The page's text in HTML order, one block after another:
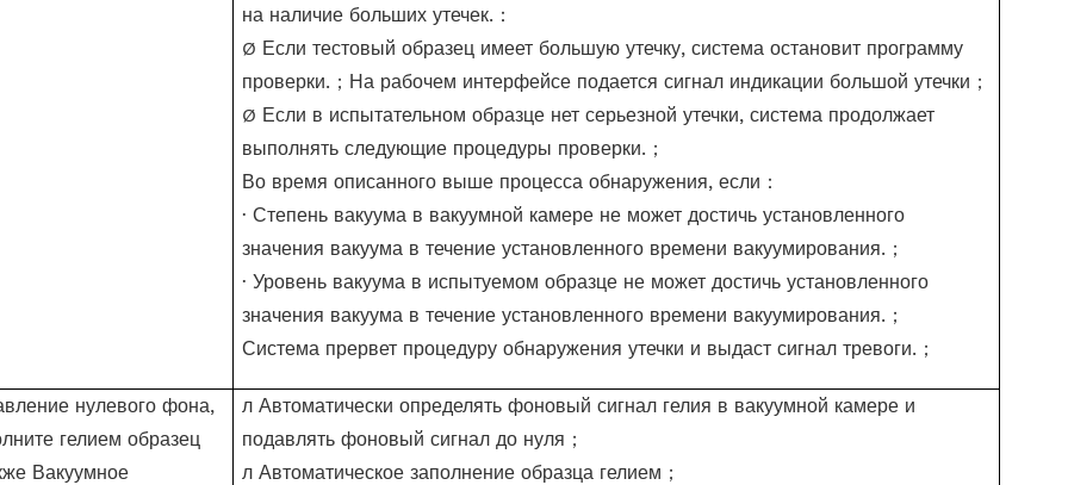
на наличие больших утечек. ：
Ø Если тестовый образец имеет большую утечку, система остановит программу
проверки. ； На рабочем интерфейсе подается сигнал индикации большой утечки ；
Ø Если в испытательном образце нет серьезной утечки, система продолжает
выполнять следующие процедуры проверки. ；
Во время описанного выше процесса обнаружения, если ：
· Степень вакуума в вакуумной камере не может достичь установленного
значения вакуума в течение установленного времени вакуумирования. ；
· Уровень вакуума в испытуемом образце не может достичь установленного
значения вакуума в течение установленного времени вакуумирования. ；
Система прервет процедуру обнаружения утечки и выдаст сигнал тревоги. ；
нулевого фона,
гелием образец
Вакуумное
л Автоматически определять фоновый сигнал гелия в вакуумной камере и
подавлять фоновый сигнал до нуля ；
л Автоматическое заполнение образца гелием ；